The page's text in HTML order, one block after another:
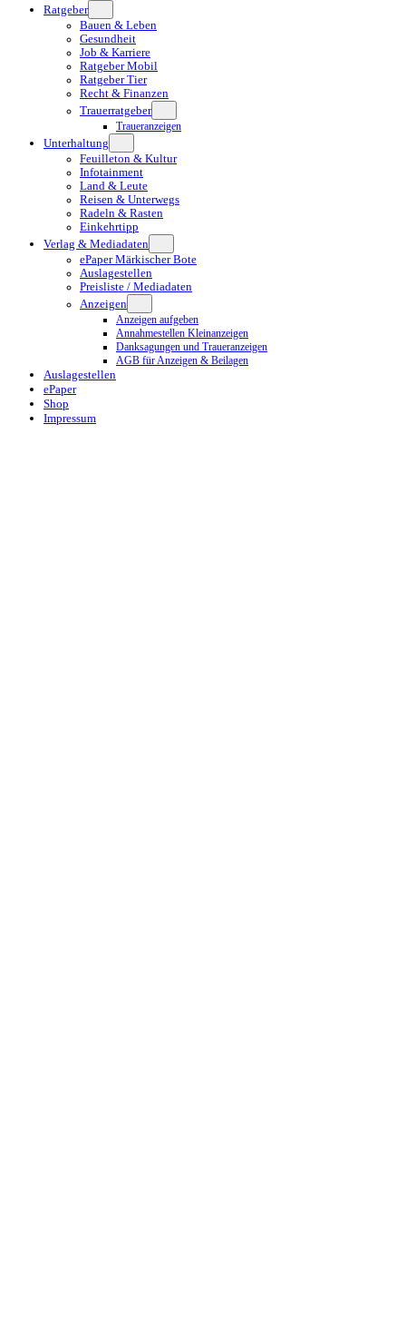
Ratgeber
Bauen & Leben
Gesundheit
Job & Karriere
Ratgeber Mobil
Ratgeber Tier
Recht & Finanzen
Trauerratgeber
Traueranzeigen
Unterhaltung
Feuilleton & Kultur
Infotainment
Land & Leute
Reisen & Unterwegs
Radeln & Rasten
Einkehrtipp
Verlag & Mediadaten
ePaper Märkischer Bote
Auslagestellen
Preisliste / Mediadaten
Anzeigen
Anzeigen aufgeben
Annahmestellen Kleinanzeigen
Danksagungen und Traueranzeigen
AGB für Anzeigen & Beilagen
Auslagestellen
ePaper
Shop
Impressum